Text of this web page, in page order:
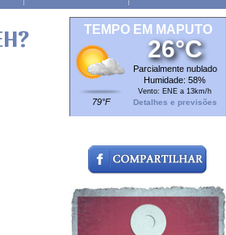
TEMPO EM MAPUTO
79°F
26°C
Parcialmente nublado
Humidade: 58%
Vento: ENE a 13km/h
Detalhes e previsões